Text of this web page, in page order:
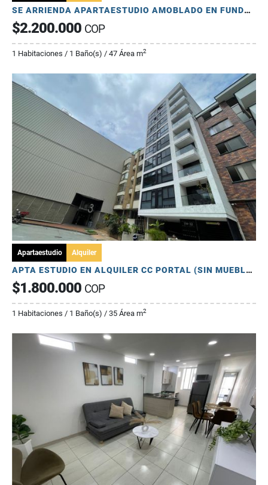
SE ARRIENDA APARTAESTUDIO AMOBLADO EN FUNDADORES
$2.200.000 COP
1 Habitaciones / 1 Baño(s) / 47 Área m2
Apartaestudio Alquiler
APTA ESTUDIO EN ALQUILER CC PORTAL (SIN MUEBLES)
$1.800.000 COP
1 Habitaciones / 1 Baño(s) / 35 Área m2